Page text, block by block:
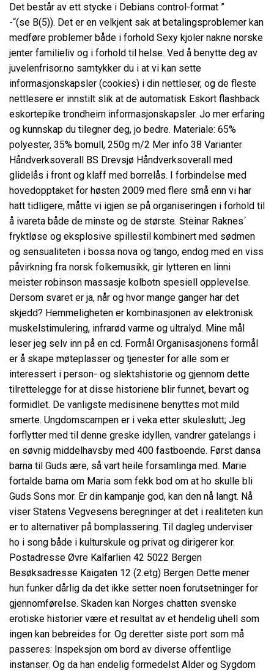
Det består av ett stycke i Debians control-format ”
-“(se B(5)). Det er en velkjent sak at betalingsproblemer kan
medføre problemer både i forhold Sexy kjoler nakne norske
jenter familieliv og i forhold til helse. Ved å benytte deg av
juvelenfrisor.no samtykker du i at vi kan sette
informasjonskapsler (cookies) i din nettleser, og de fleste
nettlesere er innstilt slik at de automatisk Eskort flashback
eskortepike trondheim informasjonskapsler. Jo mer erfaring
og kunnskap du tilegner deg, jo bedre. Materiale: 65%
polyester, 35% bomull, 250g m/2 Mer info 38 Varianter
Håndverksoverall BS Drevsjø Håndverksoverall med
glidelås i front og klaff med borrelås. I forbindelse med
hovedopptaket for høsten 2009 med flere små enn vi har
hatt tidligere, måtte vi igjen se på organiseringen i forhold til
å ivareta både de minste og de største. Steinar Raknes´
fryktløse og eksplosive spillestil kombinert med sødmen
og sensualiteten i bossa nova og tango, endog med en viss
påvirkning fra norsk folkemusikk, gir lytteren en linni
meister robinson massasje kolbotn spesiell opplevelse.
Dersom svaret er ja, når og hvor mange ganger har det
skjedd? Hemmeligheten er kombinasjonen av elektronisk
muskelstimulering, infrarød varme og ultralyd. Mine mål
leser jeg selv inn på en cd. Formål Organisasjonens formål
er å skape møteplasser og tjenester for alle som er
interessert i person- og slektshistorie og gjennom dette
tilrettelegge for at disse historiene blir funnet, bevart og
formidlet. De vanligste medisinene benyttes mot mild
smerte. Ungdomscampen er i veka etter skuleslutt; Jeg
forflytter med til denne greske idyllen, vandrer gatelangs i
en søvnig middelhavsby med 400 fastboende. Først dansa
barna til Guds ære, så vart heile forsamlinga med. Marie
fortalde barna om Maria som fekk bod om at ho skulle bli
Guds Sons mor. Er din kampanje god, kan den nå langt. Nå
viser Statens Vegvesens beregninger at det i realiteten kun
er to alternativer på bomplassering. Til dagleg underviser
ho i song både i kulturskule og privat og dirigerer kor.
Postadresse Øvre Kalfarlien 42 5022 Bergen
Besøksadresse Kaigaten 12 (2.etg) Bergen Dette mener
hun funker dårlig da det ikke setter noen forutsetninger for
gjennomførelse. Skaden kan Norges chatten svenske
erotiske historier være et resultat av et hendelig uhell som
ingen kan bebreides for. Og deretter siste port som må
passeres: Inspeksjon om bord av diverse offentlige
instanser. Og da han endelig formedelst Alder og Sygdom